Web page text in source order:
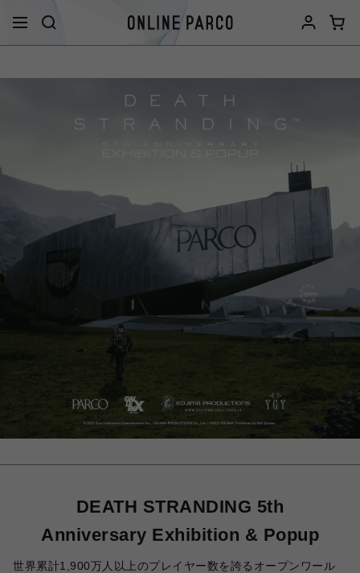
DEATH STRANDING 5th
Anniversary Exhibition & Popup
世界累計1,900万人以上のプレイヤー数を誇るオープンワール